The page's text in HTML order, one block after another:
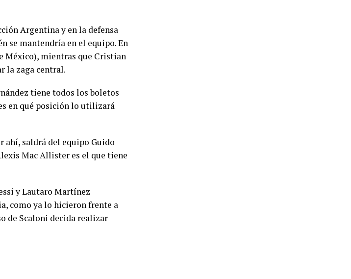
Argentina y en la defensa
se mantendría en el equipo. En
México), mientras que Cristian
la zaga central.
tiene todos los boletos
en qué posición lo utilizará
ahí, saldrá del equipo Guido
Mac Allister es el que tiene
y Lautaro Martínez
como ya lo hicieron frente a
de Scaloni decida realizar